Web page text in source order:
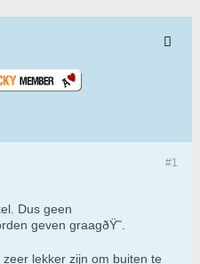
#1
Dus geen
geven graagðŸ˜.
lekker zijn om buiten te